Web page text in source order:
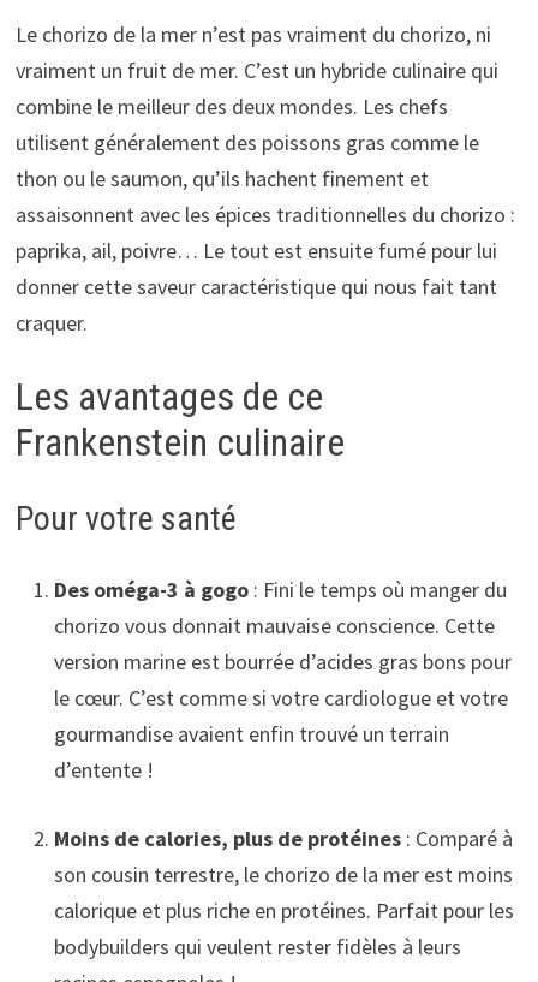
Le chorizo de la mer n’est pas vraiment du chorizo, ni
vraiment un fruit de mer. C’est un hybride culinaire qui
combine le meilleur des deux mondes. Les chefs
utilisent généralement des poissons gras comme le
thon ou le saumon, qu’ils hachent finement et
assaisonnent avec les épices traditionnelles du chorizo :
paprika, ail, poivre… Le tout est ensuite fumé pour lui
donner cette saveur caractéristique qui nous fait tant
craquer.
Les avantages de ce
Frankenstein culinaire
Pour votre santé
Des oméga-3 à gogo: Fini le temps où manger du
chorizo vous donnait mauvaise conscience. Cette
version marine est bourrée d’acides gras bons pour
le cœur. C’est comme si votre cardiologue et votre
gourmandise avaient enfin trouvé un terrain
d’entente !
Moins de calories, plus de protéines: Comparé à
son cousin terrestre, le chorizo de la mer est moins
calorique et plus riche en protéines. Parfait pour les
bodybuilders qui veulent rester fidèles à leurs